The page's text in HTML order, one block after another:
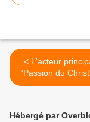
< L'acteur principal de la
'Passion du Christ'
les
Hébergé par